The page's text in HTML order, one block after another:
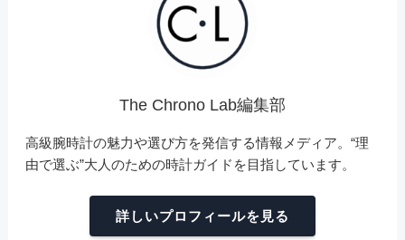
The Chrono Lab編集部
高級腕時計の魅力や選び方を発信する情報メディア。“理
由で選ぶ”大人のための時計ガイドを目指しています。
詳しいプロフィールを見る